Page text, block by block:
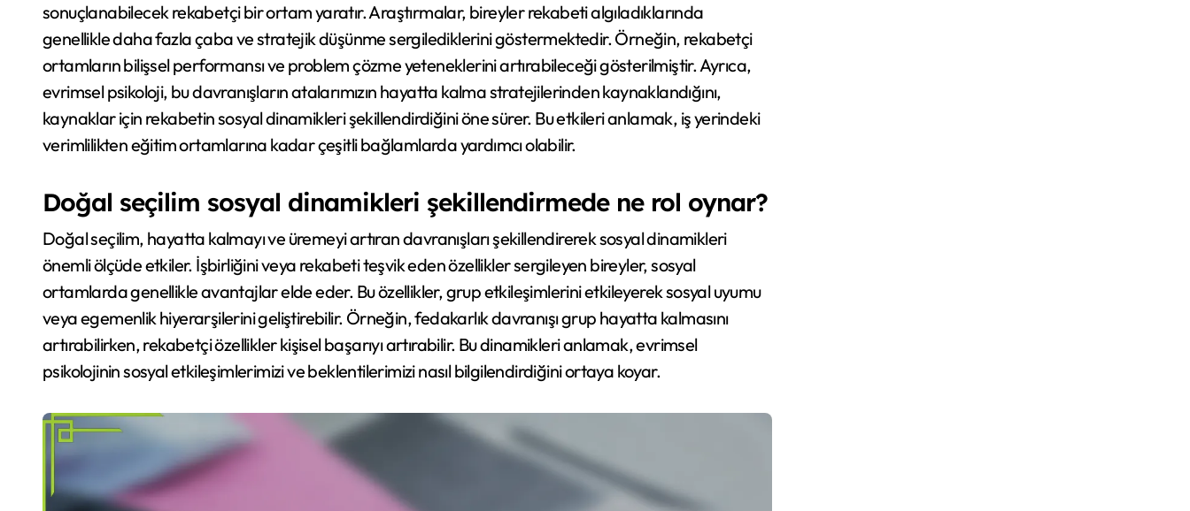
sonuçlanabilecek rekabetçi bir ortam yaratır. Araştırmalar, bireyler rekabeti algıladıklarında
genellikle daha fazla çaba ve stratejik düşünme sergilediklerini göstermektedir. Örneğin, rekabetçi
ortamların bilişsel performansı ve problem çözme yeteneklerini artırabileceği gösterilmiştir. Ayrıca,
evrimsel psikoloji, bu davranışların atalarımızın hayatta kalma stratejilerinden kaynaklandığını,
kaynaklar için rekabetin sosyal dinamikleri şekillendirdiğini öne sürer. Bu etkileri anlamak, iş yerindeki
verimlilikten eğitim ortamlarına kadar çeşitli bağlamlarda yardımcı olabilir.
Doğal seçilim sosyal dinamikleri şekillendirmede ne rol oynar?
Doğal seçilim, hayatta kalmayı ve üremeyi artıran davranışları şekillendirerek sosyal dinamikleri
önemli ölçüde etkiler. İşbirliğini veya rekabeti teşvik eden özellikler sergileyen bireyler, sosyal
ortamlarda genellikle avantajlar elde eder. Bu özellikler, grup etkileşimlerini etkileyerek sosyal uyumu
veya egemenlik hiyerarşilerini geliştirebilir. Örneğin, fedakarlık davranışı grup hayatta kalmasını
artırabilirken, rekabetçi özellikler kişisel başarıyı artırabilir. Bu dinamikleri anlamak, evrimsel
psikolojinin sosyal etkileşimlerimizi ve beklentilerimizi nasıl bilgilendirdiğini ortaya koyar.